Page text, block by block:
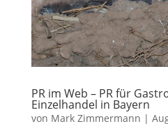
PR im Web – PR für
Einzelhandel in Bayern
von Mark Zimmermann |